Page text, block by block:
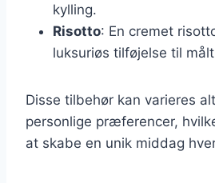
kylling.
Risotto: En cremet
luksuriøs tilføjelse til
Disse tilbehør kan varieres
personlige præferencer,
at skabe en unik middag